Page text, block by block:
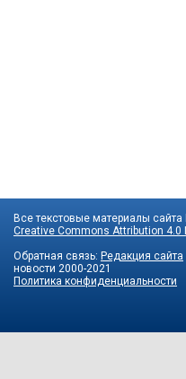
Все текстовые материалы
Creative Commons Attribution 4.0
Обратная связь: Редакция сайта
новости 2000-2021
Политика конфиденциальности